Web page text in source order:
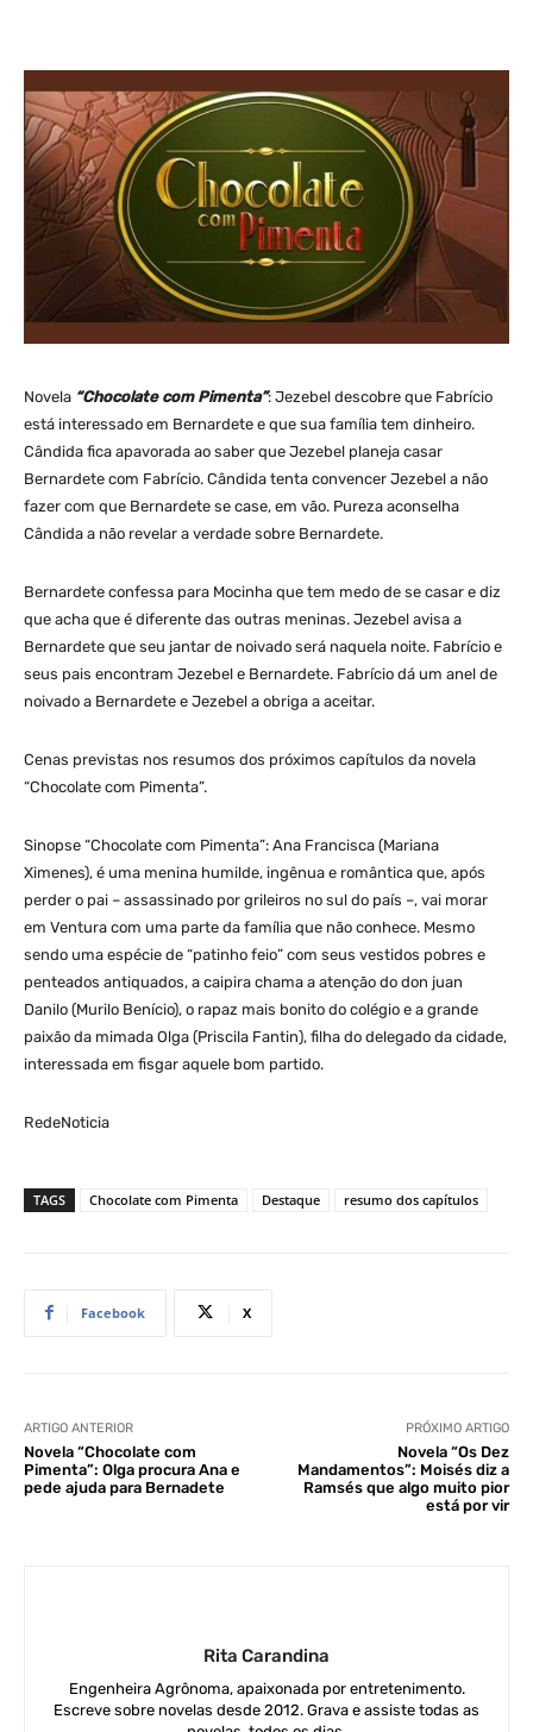
Novela “Chocolate com Pimenta”: Jezebel descobre que Fabrício
está interessado em Bernardete e que sua família tem dinheiro.
Cândida fica apavorada ao saber que Jezebel planeja casar
Bernardete com Fabrício. Cândida tenta convencer Jezebel a não
fazer com que Bernardete se case, em vão. Pureza aconselha
Cândida a não revelar a verdade sobre Bernardete.
Bernardete confessa para Mocinha que tem medo de se casar e diz
que acha que é diferente das outras meninas. Jezebel avisa a
Bernardete que seu jantar de noivado será naquela noite. Fabrício e
seus pais encontram Jezebel e Bernardete. Fabrício dá um anel de
noivado a Bernardete e Jezebel a obriga a aceitar.
Cenas previstas nos resumos dos próximos capítulos da novela
“Chocolate com Pimenta”.
Sinopse “Chocolate com Pimenta”: Ana Francisca (Mariana
Ximenes), é uma menina humilde, ingênua e romântica que, após
perder o pai – assassinado por grileiros no sul do país –, vai morar
em Ventura com uma parte da família que não conhece. Mesmo
sendo uma espécie de “patinho feio” com seus vestidos pobres e
penteados antiquados, a caipira chama a atenção do don juan
Danilo (Murilo Benício), o rapaz mais bonito do colégio e a grande
paixão da mimada Olga (Priscila Fantin), filha do delegado da cidade,
interessada em fisgar aquele bom partido.
RedeNoticia
TAGS Chocolate com Pimenta Destaque resumo dos capítulos
Facebook X
ARTIGO ANTERIOR
Novela “Chocolate com
Pimenta”: Olga procura Ana e
pede ajuda para Bernadete
PRÓXIMO ARTIGO
Novela “Os Dez
Mandamentos”: Moisés diz a
Ramsés que algo muito pior
está por vir
Rita Carandina
Engenheira Agrônoma, apaixonada por entretenimento.
Escreve sobre novelas desde 2012. Grava e assiste todas as